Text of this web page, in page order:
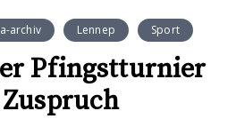
archiv Lennep Sport
Pfingstturnier